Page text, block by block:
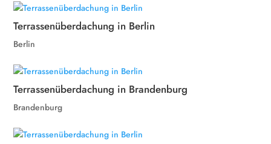
Terrassenüberdachung in Berlin
Berlin
Terrassenüberdachung in Brandenburg
Brandenburg